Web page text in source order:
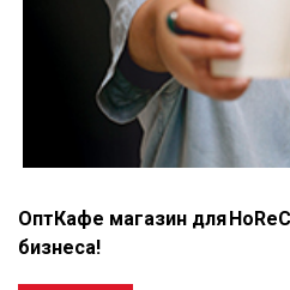
ОптКафе магазин для
бизнеса!